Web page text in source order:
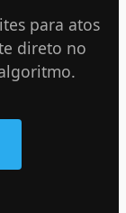
para atos
direto no